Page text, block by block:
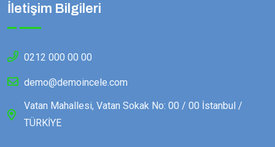
İletişim Bilgileri
0212 000 00 00
demo@demoincele.com
Vatan Mahallesi, Vatan Sokak No: 00 / 00 İstanbul /
TÜRKİYE